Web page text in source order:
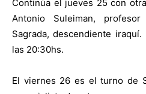
Continúa el jueves 25 con
Antonio Suleiman,
Sagrada, descendiente
las 20:30hs.
El viernes 26 es el turno de